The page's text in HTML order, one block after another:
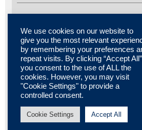
Vous souhaitez être informé de l'actualité de
Inscrivez-vous pour recevoir notre newsletter
Plan du site MENTIONS LÉGALES Contactez-
We use cookies on our website to
give you the most relevant
by remembering your preferences
repeat visits. By clicking “Accept
you consent to the use of ALL the
cookies. However, you may visit
"Cookie Settings" to provide a
controlled consent.
Cookie Settings Accept All